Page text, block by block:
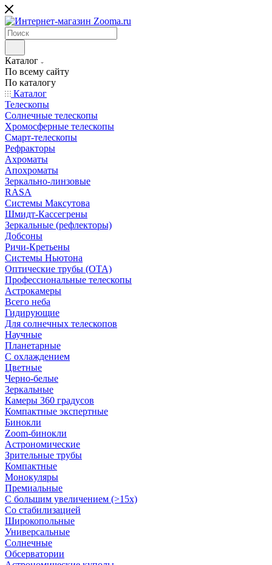
Каталог
По всему сайту
По каталогу
Каталог
Телескопы
Солнечные телескопы
Хромосферные телескопы
Смарт-телескопы
Рефракторы
Ахроматы
Апохроматы
Зеркально-линзовые
RASA
Системы Максутова
Шмидт-Кассегрены
Зеркальные (рефлекторы)
Добсоны
Ричи-Кретьены
Системы Ньютона
Оптические трубы (OTA)
Профессиональные телескопы
Астрокамеры
Всего неба
Гидирующие
Для солнечных телескопов
Научные
Планетарные
С охлаждением
Цветные
Черно-белые
Зеркальные
Камеры 360 градусов
Компактные экспертные
Бинокли
Zoom-бинокли
Астрономические
Зрительные трубы
Компактные
Монокуляры
Премиальные
С большим увеличением (>15x)
Со стабилизацией
Широкопольные
Универсальные
Солнечные
Обсерватории